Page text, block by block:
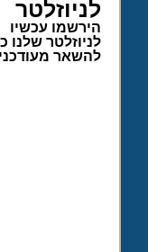
לניוזלטר
הירשמו עכשיו
לניוזלטר שלנו
להשאר